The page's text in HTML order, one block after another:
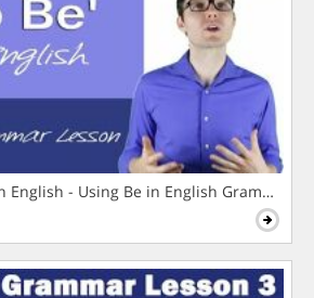
English - Using Be in English Grammar